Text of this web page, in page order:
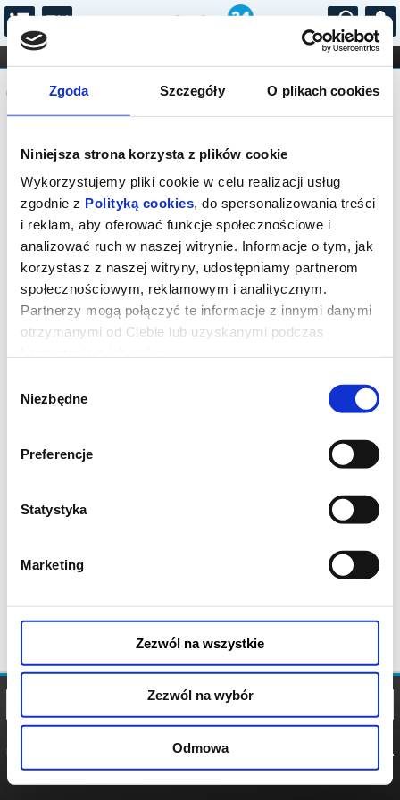
Zgoda Szczegóły O plikach cookies
Niniejsza strona korzysta z plików cookie
Wykorzystujemy pliki cookie w celu realizacji usług
zgodnie z Polityką cookies, do spersonalizowania treści
i reklam, aby oferować funkcje społecznościowe i
analizować ruch w naszej witrynie. Informacje o tym, jak
korzystasz z naszej witryny, udostępniamy partnerom
społecznościowym, reklamowym i analitycznym.
Partnerzy mogą połączyć te informacje z innymi danymi
otrzymanymi od Ciebie lub uzyskanymi podczas
zgody
Niezbędne
Preferencje
Statystyka
Marketing
Zezwól na wszystkie
Zezwól na wybór
Odmowa
...
FILHARMONIA OPERA I BALET
STAND-UP
DLA DZIECI
Komunikat
Sprzedaż biletów on-line na wydarzenie
została zakończona.
POLITYKA
POLITYKA